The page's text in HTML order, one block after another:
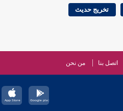
تخريج حديث
اتصل بنا من نحن